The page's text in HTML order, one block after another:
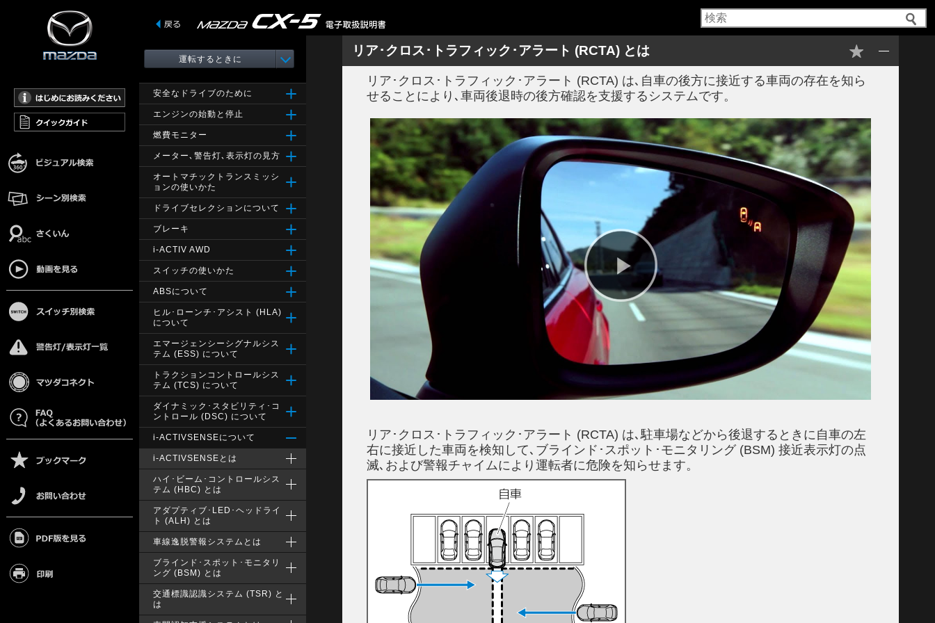
運転するときに
安全なドライブのために
エンジンの始動と停止
燃費モニター
メーター､警告灯､表示灯の見方
オートマチックトランスミッシ
ョンの使いかた
ドライブセレクションについて
ブレーキ
i-ACTIV AWD
スイッチの使いかた
ABSについて
ヒル･ローンチ･アシスト (HLA)
について
エマージェンシーシグナルシス
テム (ESS) について
トラクションコントロールシス
テム (TCS) について
ダイナミック･スタビリティ･コ
ントロール (DSC) について
i-ACTIVSENSEについて
i-ACTIVSENSEとは
ハイ･ビーム･コントロールシス
テム (HBC) とは
アダプティブ･LED･ヘッドライ
ト (ALH) とは
車線逸脱警報システムとは
ブラインド･スポット･モニタリ
ング (BSM) とは
交通標識認識システム (TSR) と
は
ドライバー･アテンション･アラート (DAA) とは
リア･クロス･トラフィック･アラート (RCTA) とは
リア･クロス･トラフィック･アラート (RCTA) は､自車の後方に接近する車両の存在を知ら
せることにより､車両後退時の後方確認を支援するシステムです。
リア･クロス･トラフィック･アラート (RCTA) は､駐車場などから後退するときに自車の左
右に接近した車両を検知して､ブラインド･スポット･モニタリング (BSM) 接近表示灯の点
滅､および警報チャイムにより運転者に危険を知らせます。